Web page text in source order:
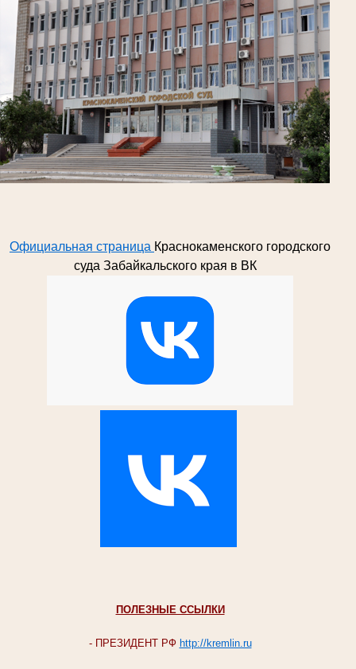
Официальная страница Краснокаменского городского
суда Забайкальского края в ВК
ПОЛЕЗНЫЕ ССЫЛКИ
- ПРЕЗИДЕНТ РФ http://kremlin.ru